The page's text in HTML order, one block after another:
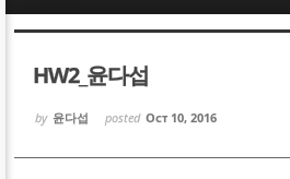
HW2_윤다섭
by 윤다섭 posted Oct 10, 2016
Sketchbook5, 스케
Sketchbook5, 스케